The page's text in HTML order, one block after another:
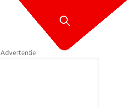
Advertentie